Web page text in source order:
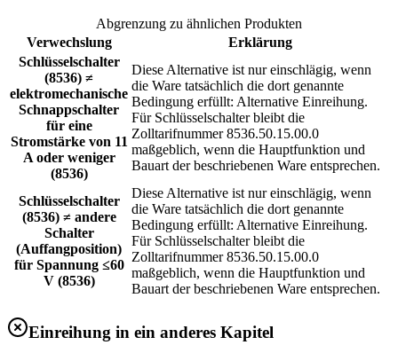
Abgrenzung zu ähnlichen Produkten
Verwechslung
Erklärung
Schlüsselschalter
(8536) ≠
elektromechanische
Schnappschalter
für eine
Stromstärke von 11
A oder weniger
(8536)
Diese Alternative ist nur einschlägig, wenn
die Ware tatsächlich die dort genannte
Bedingung erfüllt: Alternative Einreihung.
Für Schlüsselschalter bleibt die
Zolltarifnummer 8536.50.15.00.0
maßgeblich, wenn die Hauptfunktion und
Bauart der beschriebenen Ware entsprechen.
Schlüsselschalter
(8536) ≠ andere
Schalter
(Auffangposition)
für Spannung ≤60
V (8536)
Diese Alternative ist nur einschlägig, wenn
die Ware tatsächlich die dort genannte
Bedingung erfüllt: Alternative Einreihung.
Für Schlüsselschalter bleibt die
Zolltarifnummer 8536.50.15.00.0
maßgeblich, wenn die Hauptfunktion und
Bauart der beschriebenen Ware entsprechen.
Einreihung in ein anderes Kapitel